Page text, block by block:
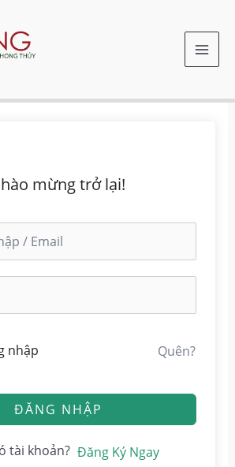
mừng trở lại!
nhập Quên?
ĐĂNG NHẬP
tài khoản? Đăng Ký Ngay